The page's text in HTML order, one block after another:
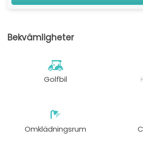
Bekvämligheter
Golfbil
Omklädningsrum